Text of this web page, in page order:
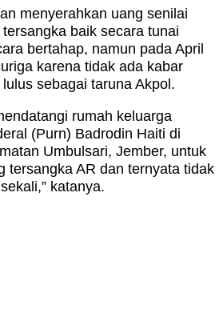
menyerahkan uang senilai
baik secara tunai
bertahap, namun pada April
karena tidak ada kabar
sebagai taruna Akpol.
rumah keluarga
(Purn) Badrodin Haiti di
Umbulsari, Jember, untuk
tersangka AR dan ternyata tidak
katanya.